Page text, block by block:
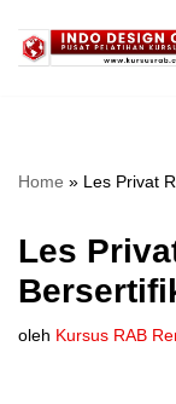
Lompat
Home » Les Privat
Les
oleh Kursus RAB